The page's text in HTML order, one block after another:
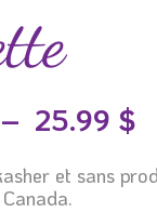
– 25.99 $
de
et sans